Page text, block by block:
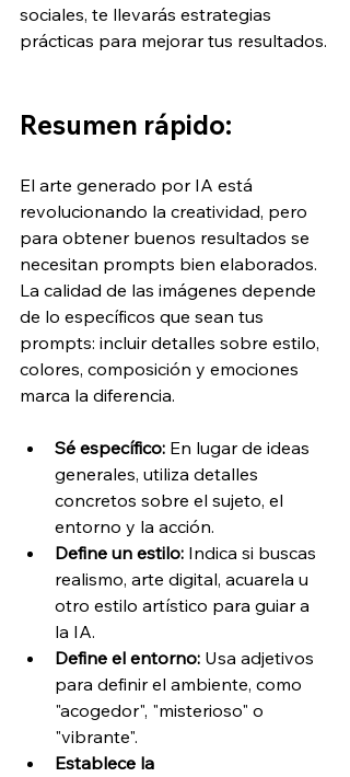
sociales, te llevarás estrategias
prácticas para mejorar tus resultados.
Resumen rápido:
El arte generado por IA está
revolucionando la creatividad, pero
para obtener buenos resultados se
necesitan prompts bien elaborados.
La calidad de las imágenes depende
de lo específicos que sean tus
prompts: incluir detalles sobre estilo,
colores, composición y emociones
marca la diferencia.
Sé específico: En lugar de ideas
generales, utiliza detalles
concretos sobre el sujeto, el
entorno y la acción.
Define un estilo: Indica si buscas
realismo, arte digital, acuarela u
otro estilo artístico para guiar a
la IA.
Define el entorno: Usa adjetivos
para definir el ambiente, como
"acogedor", "misterioso" o
"vibrante".
Establece la